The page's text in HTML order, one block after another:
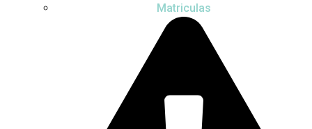
Matriculas